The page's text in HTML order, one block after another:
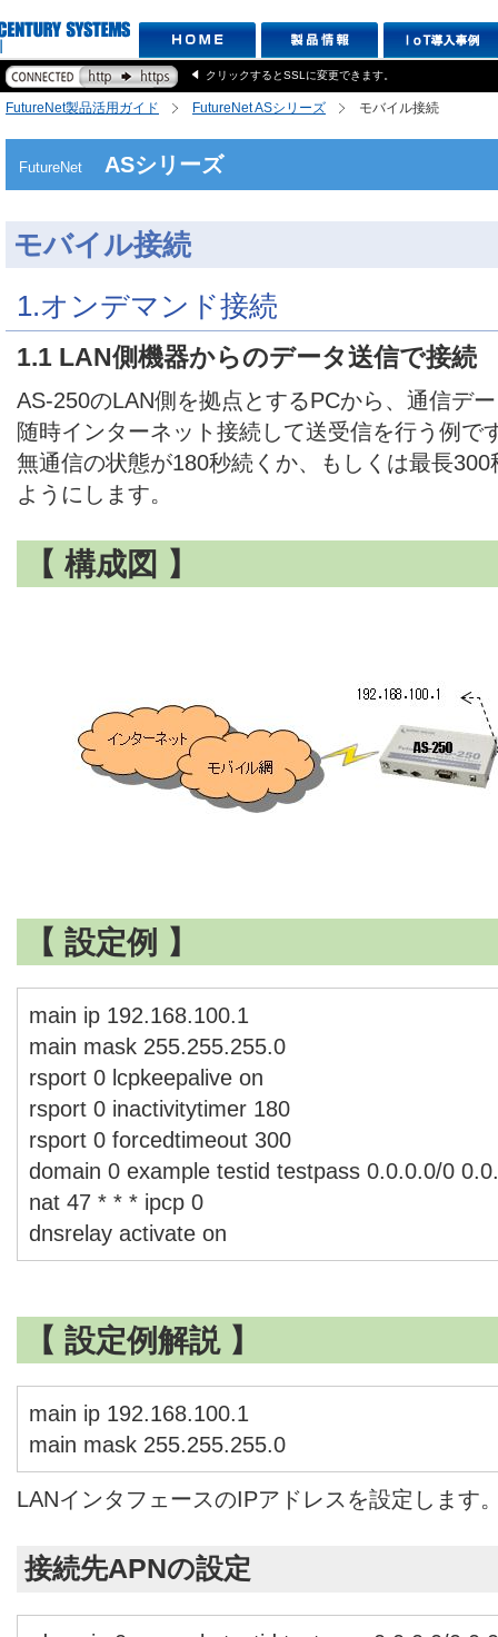
クリックするとSSLに変更できます。
FutureNet製品活用ガイド FutureNet ASシリーズ モバイル接続
FutureNet ASシリーズ
モバイル接続
1.オンデマンド接続
1.1 LAN側機器からのデータ送信で接続
AS-250のLAN側を拠点とするPCから、通信デ
随時インターネット接続して送受信を行う例で
無通信の状態が180秒続くか、もしくは最長
ようにします。
【 構成図 】
【 設定例 】
main ip 192.168.100.1
main mask 255.255.255.0
rsport 0 lcpkeepalive on
rsport 0 inactivitytimer 180
rsport 0 forcedtimeout 300
domain 0 example testid testpass 0.0.0.0/0
nat 47 * * * ipcp 0
dnsrelay activate on
【 設定例解説 】
main ip 192.168.100.1
main mask 255.255.255.0
LANインタフェースのIPアドレスを設定します
接続先APNの設定